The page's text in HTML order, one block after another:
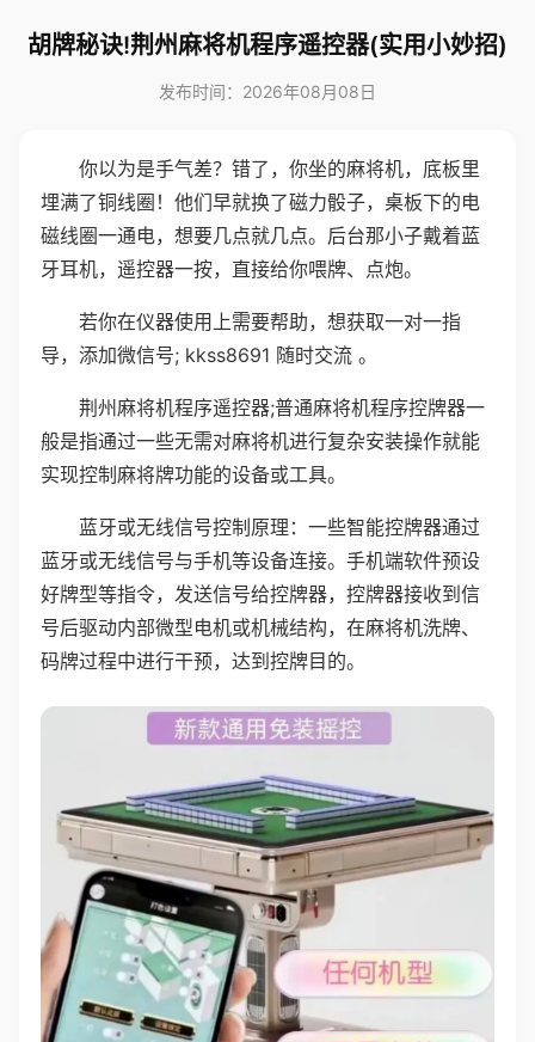
胡牌秘诀!荆州麻将机程序遥控器(实用小妙招)
发布时间：2026年08月08日
你以为是手气差？错了，你坐的麻将机，底板里
埋满了铜线圈！他们早就换了磁力骰子，桌板下的电
磁线圈一通电，想要几点就几点。后台那小子戴着蓝
牙耳机，遥控器一按，直接给你喂牌、点炮。
若你在仪器使用上需要帮助，想获取一对一指
导，添加微信号; kkss8691 随时交流 。
荆州麻将机程序遥控器;普通麻将机程序控牌器一
般是指通过一些无需对麻将机进行复杂安装操作就能
实现控制麻将牌功能的设备或工具。
蓝牙或无线信号控制原理：一些智能控牌器通过
蓝牙或无线信号与手机等设备连接。手机端软件预设
好牌型等指令，发送信号给控牌器，控牌器接收到信
号后驱动内部微型电机或机械结构，在麻将机洗牌、
码牌过程中进行干预，达到控牌目的。